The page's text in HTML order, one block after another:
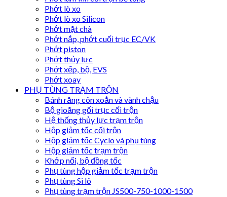
Phớt lò xo
Phớt lò xo Silicon
Phớt mặt chà
Phớt nắp, phớt cuối trục EC/VK
Phớt piston
Phớt thủy lực
Phớt xếp, bộ, EVS
Phớt xoay
PHỤ TÙNG TRẠM TRỘN
Bánh răng côn xoắn và vành chậu
Bộ gioăng gối trục cối trộn
Hệ thống thủy lực trạm trộn
Hộp giảm tốc cối trộn
Hộp giảm tốc Cyclo và phụ tùng
Hộp giảm tốc trạm trộn
Khớp nối, bộ đồng tốc
Phụ tùng hộp giảm tốc trạm trộn
Phụ tùng Si lô
Phụ tùng trạm trộn JS500-750-1000-1500